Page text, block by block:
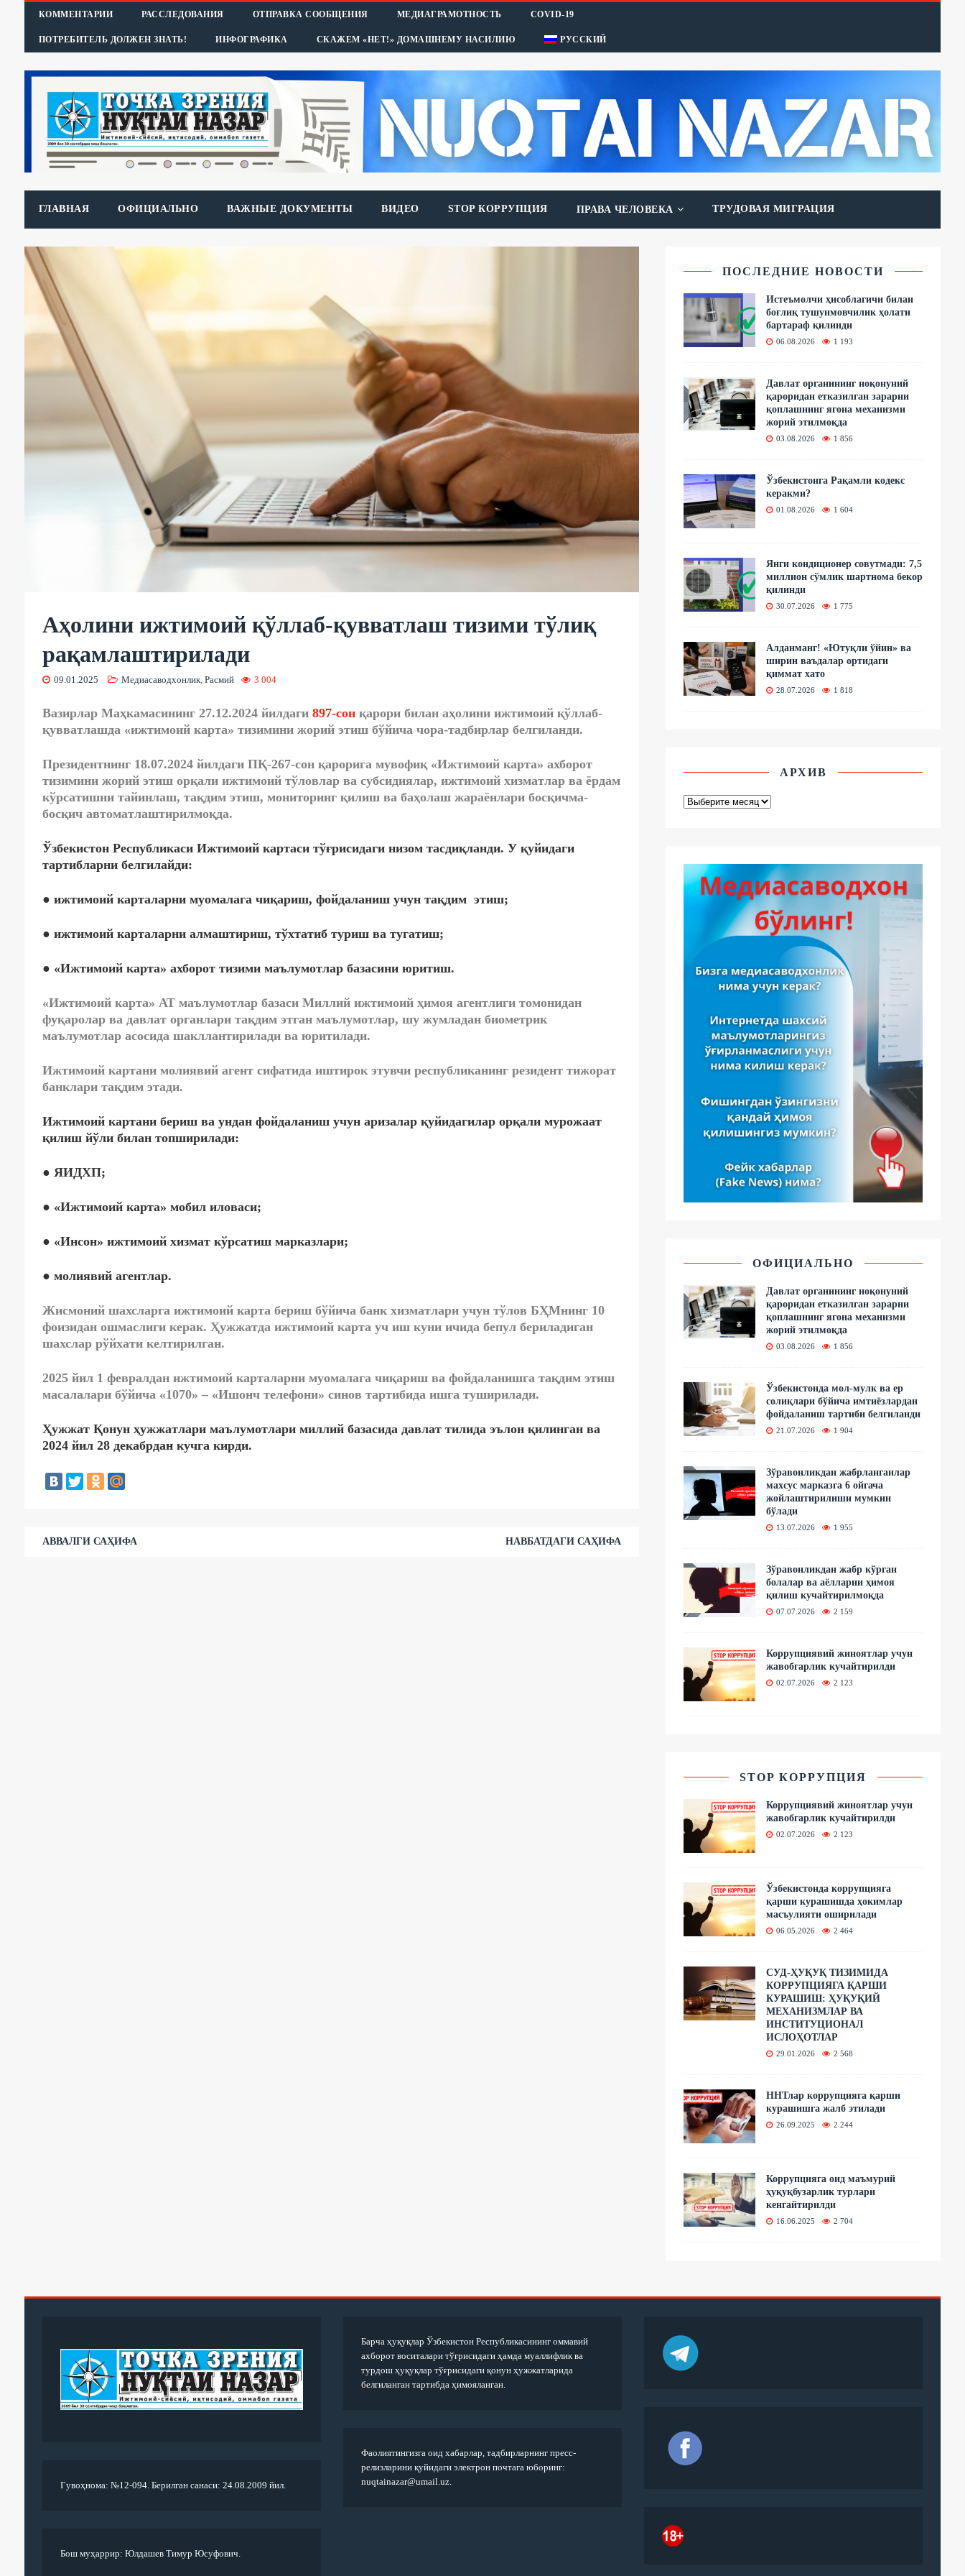
КОММЕНТАРИИ РАССЛЕДОВАНИЯ ОТПРАВКА СООБЩЕНИЯ МЕДИАГРАМОТНОСТЬ COVID-19
ПОТРЕБИТЕЛЬ ДОЛЖЕН ЗНАТЬ! ИНФОГРАФИКА СКАЖЕМ «НЕТ!» ДОМАШНЕМУ НАСИЛИЮ РУССКИЙ
ГЛАВНАЯ ОФИЦИАЛЬНО ВАЖНЫЕ ДОКУМЕНТЫ ВИДЕО STOP КОРРУПЦИЯ ПРАВА ЧЕЛОВЕКА ТРУДОВАЯ МИГРАЦИЯ
Аҳолини ижтимоий қўллаб-қувватлаш тизими тўлиқ
рақамлаштирилади
09.01.2025 Медиасаводхонлик, Расмий 3 004
Вазирлар Маҳкамасининг 27.12.2024 йилдаги 897-сонқарори билан аҳолини ижтимоий қўллаб-
қувватлашда «ижтимоий карта» тизимини жорий этиш бўйича чора-тадбирлар белгиланди.
Президентнинг 18.07.2024 йилдаги ПҚ-267-сон қарорига мувофиқ «Ижтимоий карта» ахборот
тизимини жорий этиш орқали ижтимоий тўловлар ва субсидиялар, ижтимоий хизматлар ва ёрдам
кўрсатишни тайинлаш, тақдим этиш, мониторинг қилиш ва баҳолаш жараёнлари босқичма-
босқич автоматлаштирилмоқда.
Ўзбекистон Республикаси Ижтимоий картаси тўғрисидаги низом тасдиқланди. У қуйидаги
тартибларни белгилайди:
● ижтимоий карталарни муомалага чиқариш, фойдаланиш учун тақдим этиш;
● ижтимоий карталарни алмаштириш, тўхтатиб туриш ва тугатиш;
● «Ижтимоий карта» ахборот тизими маълумотлар базасини юритиш.
«Ижтимоий карта» АТ маълумотлар базаси Миллий ижтимоий ҳимоя агентлиги томонидан
фуқаролар ва давлат органлари тақдим этган маълумотлар, шу жумладан биометрик
маълумотлар асосида шакллантирилади ва юритилади.
Ижтимоий картани молиявий агент сифатида иштирок этувчи республиканинг резидент тижорат
банклари тақдим этади.
Ижтимоий картани бериш ва ундан фойдаланиш учун аризалар қуйидагилар орқали мурожаат
қилиш йўли билан топширилади:
● ЯИДХП;
● «Ижтимоий карта» мобил иловаси;
● «Инсон» ижтимоий хизмат кўрсатиш марказлари;
● молиявий агентлар.
Жисмоний шахсларга ижтимоий карта бериш бўйича банк хизматлари учун тўлов БҲМнинг 10
фоизидан ошмаслиги керак. Ҳужжатда ижтимоий карта уч иш куни ичида бепул бериладиган
шахслар рўйхати келтирилган.
2025 йил 1 февралдан ижтимоий карталарни муомалага чиқариш ва фойдаланишга тақдим этиш
масалалари бўйича «1070» – «Ишонч телефони» синов тартибида ишга туширилади.
Ҳужжат Қонун ҳужжатлари маълумотлари миллий базасида давлат тилида эълон қилинган ва
2024 йил 28 декабрдан кучга кирди.
АВВАЛГИ САҲИФА НАВБАТДАГИ САҲИФА
ПОСЛЕДНИЕ НОВОСТИ
Истеъмолчи ҳисоблагичи билан
боғлиқ тушунмовчилик ҳолати
бартараф қилинди
06.08.2026 1 193
Давлат органининг ноқонуний
қароридан етказилган зарарни
қоплашнинг ягона механизми
жорий этилмоқда
03.08.2026 1 856
Ўзбекистонга Рақамли кодекс
керакми?
01.08.2026 1 604
Янги кондиционер совутмади: 7,5
миллион сўмлик шартнома бекор
қилинди
30.07.2026 1 775
Алданманг! «Ютуқли ўйин» ва
ширин ваъдалар ортидаги
қиммат хато
28.07.2026 1 818
АРХИВ
ОФИЦИАЛЬНО
Давлат органининг ноқонуний
қароридан етказилган зарарни
қоплашнинг ягона механизми
жорий этилмоқда
03.08.2026 1 856
Ўзбекистонда мол-мулк ва ер
солиқлари бўйича имтиёзлардан
фойдаланиш тартиби белгиланди
21.07.2026 1 904
Зўравонликдан жабрланганлар
махсус марказга 6 ойгача
жойлаштирилиши мумкин
бўлади
13.07.2026 1 955
Зўравонликдан жабр кўрган
болалар ва аёлларни ҳимоя
қилиш кучайтирилмоқда
07.07.2026 2 159
Коррупциявий жиноятлар учун
жавобгарлик кучайтирилди
02.07.2026 2 123
STOP КОРРУПЦИЯ
Коррупциявий жиноятлар учун
жавобгарлик кучайтирилди
02.07.2026 2 123
Ўзбекистонда коррупцияга
қарши курашишда ҳокимлар
масъулияти оширилади
06.05.2026 2 464
СУД-ҲУҚУҚ ТИЗИМИДА
КОРРУПЦИЯГА ҚАРШИ
КУРАШИШ: ҲУҚУҚИЙ
МЕХАНИЗМЛАР ВА
ИНСТИТУЦИОНАЛ
ИСЛОҲОТЛАР
29.01.2026 2 568
ННТлар коррупцияга қарши
курашишга жалб этилади
26.09.2025 2 244
Коррупцияга оид маъмурий
ҳуқуқбузарлик турлари
кенгайтирилди
16.06.2025 2 704
Гувоҳнома: №12-094. Берилган санаси: 24.08.2009 йил.
Бош муҳаррир: Юлдашев Тимур Юсуфович.
Барча ҳуқуқлар Ўзбекистон Республикасининг оммавий
ахборот воситалари тўғрисидаги ҳамда муаллифлик ва
турдош ҳуқуқлар тўғрисидаги қонун ҳужжатларида
белгиланган тартибда ҳимояланган.
Фаолиятингизга оид хабарлар, тадбирларнинг пресс-
релизларини қуйидаги электрон почтага юборинг:
nuqtainazar@umail.uz.